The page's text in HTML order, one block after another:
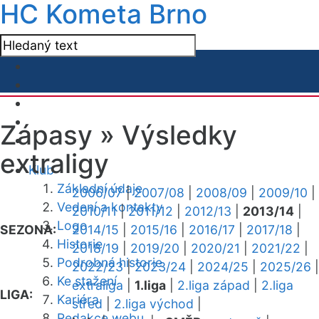
HC Kometa Brno
Klub
Základní údaje
Vedení a kontakty
Logo
Historie
Podrobná historie
Ke stažení
Kariéra
Zápasy » Výsledky
extraligy
SEZONA:
2006/07|2007/08 2008/09 2009/10
2010/11|2011/12 2012/13 2013/14
2014/15
2015/16 2016/17 2017/18
2018/19
2019/20 2020/21 2021/22
2022/23|2023/24 2024/25 2025/26
LIGA:
extraliga 1.liga 2.liga západ
2.liga
střed
2.liga východ